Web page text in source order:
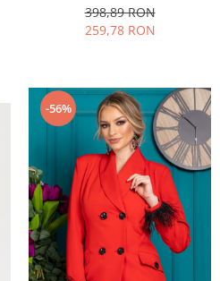
398,89 RON
259,78 RON
-56%